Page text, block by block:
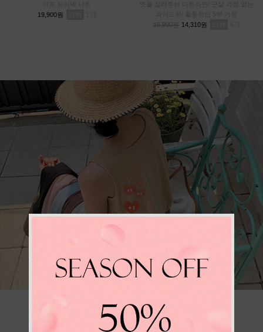
19,900원
엣을 살려주는 다트라인/ 군살 걱정 없는
와이드핏/ 활동적인 5부 기장
15,900원 14,310원